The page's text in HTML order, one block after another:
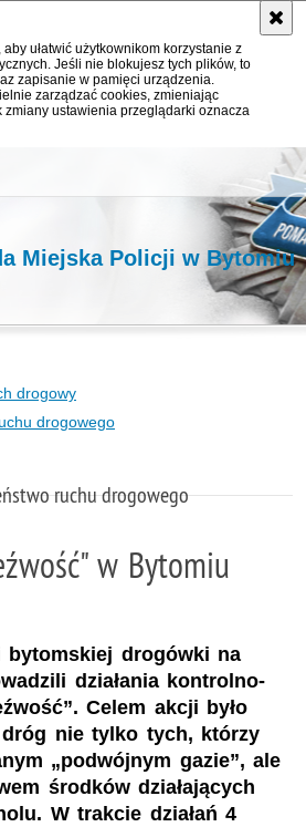
ułatwić użytkownikom korzystanie z
Jeśli nie blokujesz tych plików, to
zapisanie w pamięci urządzenia.
zarządzać cookies, zmieniając
ustawienia przeglądarki oznacza
Miejska Policji w Bytomiu
drogowy
drogowego
ruchu drogowego
w Bytomiu
bytomskiej drogówki na
działania kontrolno-
Celem akcji było
nie tylko tych, którzy
„podwójnym gazie”, ale
środków działających
W trakcie działań 4